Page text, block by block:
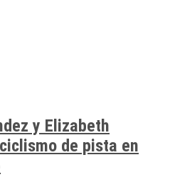
y Elizabeth
de pista en